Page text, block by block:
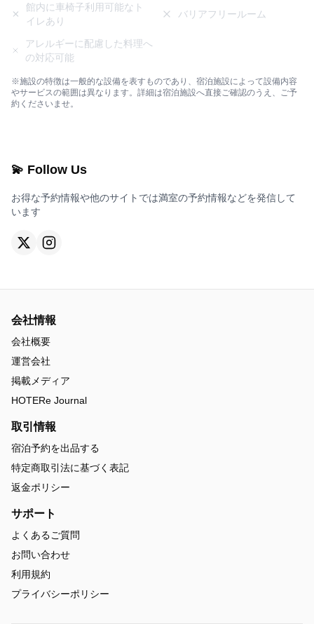
館内に車椅子利用可能なト
イレあり
バリアフリールーム
アレルギーに配慮した料理へ
の対応可能
※施設の特徴は一般的な設備を表すものであり、宿泊施設によって設備内容
やサービスの範囲は異なります。詳細は宿泊施設へ直接ご確認のうえ、ご予
約くださいませ。
💫 Follow Us
お得な予約情報や他のサイトでは満室の予約情報などを発信して
います
会社情報
会社概要
運営会社
掲載メディア
HOTERe Journal
取引情報
宿泊予約を出品する
特定商取引法に基づく表記
返金ポリシー
サポート
よくあるご質問
お問い合わせ
利用規約
プライバシーポリシー